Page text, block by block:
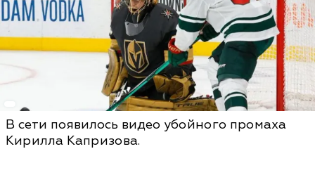
В сети появилось видео убойного промаха
Кирилла Капризова.